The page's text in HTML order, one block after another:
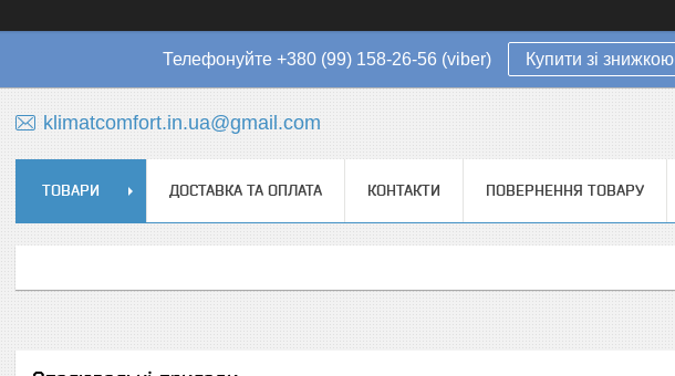
Телефонуйте +380 (99) 158-26-56 (viber) Купити зі знижкою
klimatcomfort.in.ua@gmail.com
ТОВАРИ ДОСТАВКА ТА ОПЛАТА КОНТАКТИ ПОВЕРНЕННЯ ТОВАРУ